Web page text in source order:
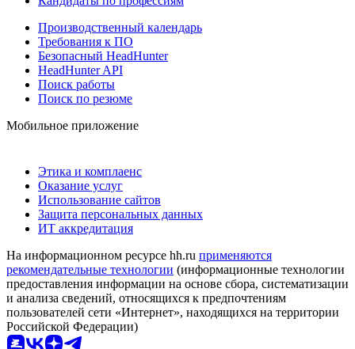
Производственный календарь
Требования к ПО
Безопасный HeadHunter
HeadHunter API
Поиск работы
Поиск по резюме
Мобильное приложение
Этика и комплаенс
Оказание услуг
Использование сайтов
Защита персональных данных
ИТ аккредитация
На информационном ресурсе hh.ru применяются
рекомендательные технологии (информационные технологии
предоставления информации на основе сбора, систематизации
и анализа сведений, относящихся к предпочтениям
пользователей сети «Интернет», находящихся на территории
Российской Федерации)